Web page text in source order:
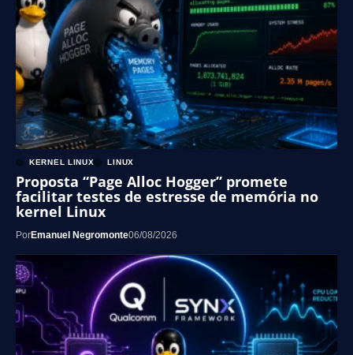
KERNEL LINUX LINUX
Proposta “Page Alloc Hogger” promete
facilitar testes de estresse de memória no
kernel Linux
PorEmanuel Negromonte06/08/2026